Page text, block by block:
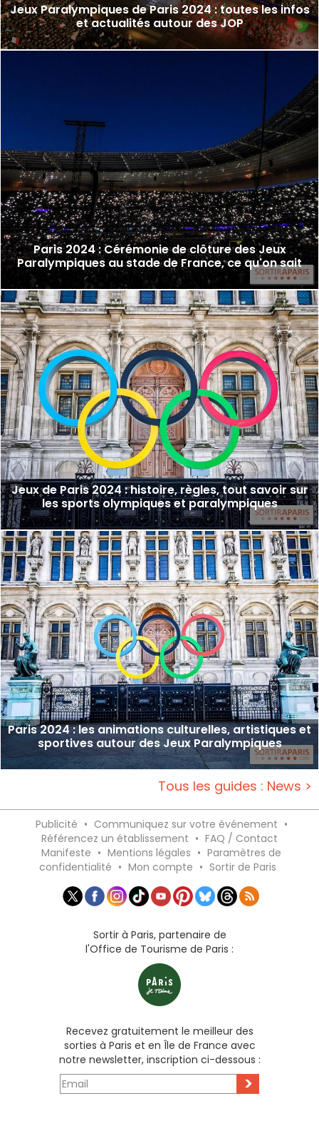
Jeux Paralympiques de Paris 2024 : toutes les infos
et actualités autour des JOP
Paris 2024 : Cérémonie de clôture des Jeux
Paralympiques au stade de France, ce qu'on sait
Jeux de Paris 2024 : histoire, règles, tout savoir sur
les sports olympiques et paralympiques
Paris 2024 : les animations culturelles, artistiques et
sportives autour des Jeux Paralympiques
Tous les guides : News >
Publicité • Communiquez sur votre événement •
Référencez un établissement • FAQ / Contact
Manifeste • Mentions légales • Paramètres de
confidentialité • Mon compte • Sortir de Paris
Sortir à Paris, partenaire de
l'Office de Tourisme de Paris :
Recevez gratuitement le meilleur des
sorties à Paris et en Île de France avec
notre newsletter, inscription ci-dessous :
>